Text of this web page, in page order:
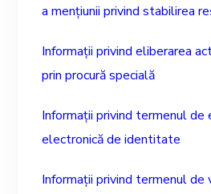
a mențiunii privind stabilirea
Informații privind eliberarea
prin procură specială
Informații privind termenul de
electronică de identitate
Informații privind termenul